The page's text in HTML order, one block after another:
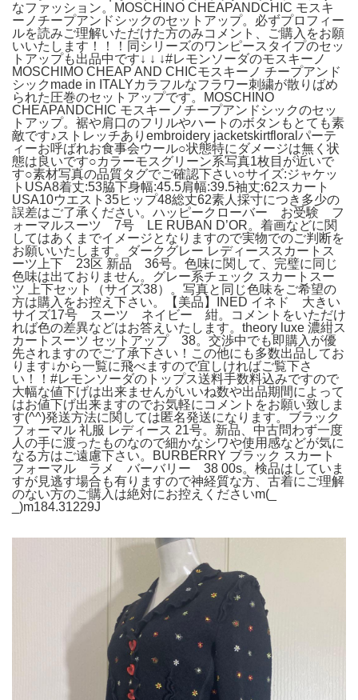
なファッション。MOSCHINO CHEAPANDCHIC モスキ
ーノチープアンドシックのセットアップ。必ずプロフィー
ルを読みご理解いただけた方のみコメント、ご購入をお願
いいたします！！！同シリーズのワンピースタイプのセッ
トアップも出品中です↓ ↓ ↓#レモンソーダのモスキーノ
MOSCHIMO CHEAP AND CHICモスキーノ チープアンド
シックmade in ITALYカラフルなフラワー刺繍が散りばめ
られた圧巻のセットアップです。MOSCHINO
CHEAPANDCHIC モスキーノチープアンドシックのセッ
トアップ。裾や肩口のフリルやハートのボタンもとても素
敵です♪ストレッチありembroidery jacketskirtfloralパーテ
ィーお呼ばれお食事会ウール○状態特にダメージは無く状
態は良いです○カラーモスグリーン系写真1枚目が近いで
す○素材写真の品質タグでご確認下さい○サイズ:ジャケッ
トUSA8着丈:53脇下身幅:45.5肩幅:39.5袖丈:62スカート
USA10ウエスト35ヒップ48総丈62素人採寸につき多少の
誤差はご了承ください。ハッピークローバー お受験 フ
ォーマルスーツ 7号 LE RUBAN D’OR。着画などに関
してはあくまでイメージとなりますので実物でのご判断を
お願いいたします。ダークグレー レディーススカートス
ーツ上下 23区 新品 36号。色味に関して、完璧に同じ
色味は出ておりません。グレー系チェック スカートスー
ツ 上下セット（サイズ38）。写真と同じ色味をご希望の
方は購入をお控え下さい。【美品】INED イネド 大きい
サイズ17号 スーツ ネイビー 紺。コメントをいただけ
れば色の差異などはお答えいたします。theory luxe 濃紺ス
カートスーツ セットアップ 38。交渉中でも即購入が優
先されますのでご了承下さい！この他にも多数出品してお
ります↓から一覧に飛べますので宜しければご覧下さ
い！！#レモンソーダのトップス送料手数料込みですので
大幅な値下げは出来ませんがいいね数や出品期間によって
はお値下げ出来ますのでお気軽にコメントをお願い致しま
す(^^)発送方法に関しては匿名発送になります。ブラック
フォーマル 礼服 レディース 21号。新品、中古問わず一度
人の手に渡ったものなので細かなシワや使用感などが気に
なる方はご遠慮下さい。BURBERRY ブラック スカート
フォーマル ラメ バーバリー 38 00s。検品はしていま
すが見逃す場合も有りますので神経質な方、古着にご理解
のない方のご購入は絶対にお控えくださいm(_
_)m184.31229J